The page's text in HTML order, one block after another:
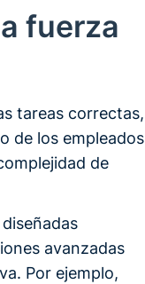
fuerza
tareas correctas,
de los empleados
de
avanzadas
Por ejemplo,